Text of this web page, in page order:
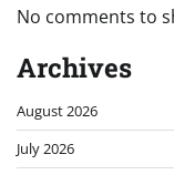
No comments to
Archives
August 2026
July 2026